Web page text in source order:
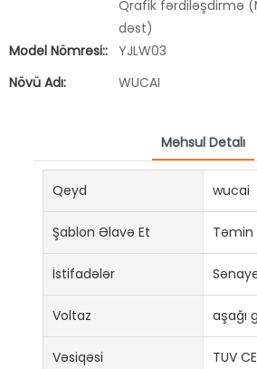
Qrafik fərdiləşdirmə
dəst)
Model Nömrəsi:: YJLW03
Növü Adı:
WUCAI
Məhsul Detalı
Qeyd wucai
Şablon Əlavə Et Təmin
İstifadələr
Voltaz aşağı
Vəsiqəsi TUV CE